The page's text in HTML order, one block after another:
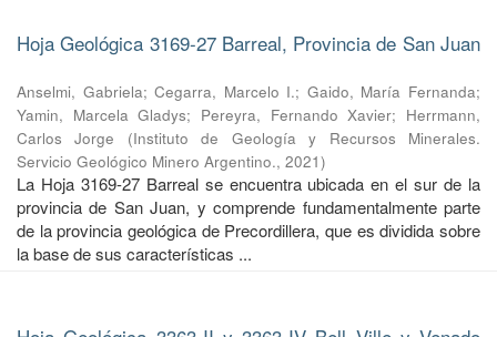
Hoja Geológica 3169-27 Barreal, Provincia de San Juan
Anselmi, Gabriela;Cegarra, Marcelo I.; Gaido, María Fernanda;
Yamin, Marcela Gladys; Pereyra, Fernando Xavier; Herrmann,
Carlos Jorge
(Instituto de Geología y Recursos Minerales.
Servicio Geológico Minero Argentino., 2021)
La Hoja 3169-27 Barreal se encuentra ubicada en el sur de la
provincia de San Juan, y comprende fundamentalmente parte
de la provincia geológica de Precordillera, que es dividida sobre
la base de sus características ...